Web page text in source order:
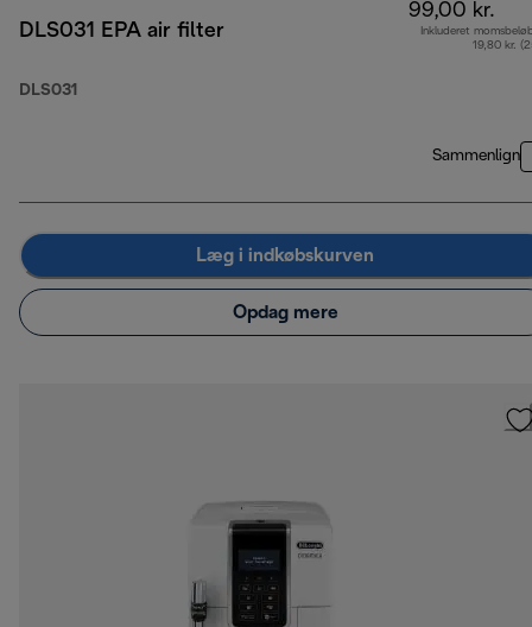
DLS031 EPA air filter
DLS031
99,00 kr.
Inkluderet
19,80 kr.
Sammenlign
Læg i indkøbskurven
Opdag mere